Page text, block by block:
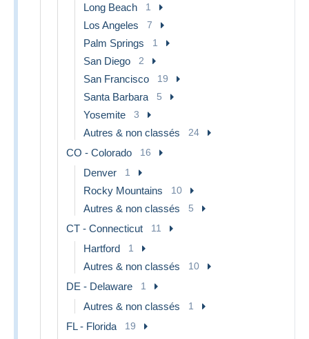
Long Beach 1
Los Angeles 7
Palm Springs 1
San Diego 2
San Francisco 19
Santa Barbara 5
Yosemite 3
Autres & non classés 24
CO - Colorado 16
Denver 1
Rocky Mountains 10
Autres & non classés 5
CT - Connecticut 11
Hartford 1
Autres & non classés 10
DE - Delaware 1
Autres & non classés 1
FL - Florida 19